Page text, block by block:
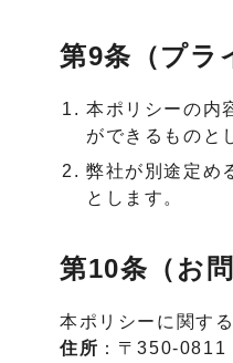
第9条（プラ
本ポリシーの内
ができるものと
弊社が別途定め
とします。
第10条（お
本ポリシーに関す
住所 ：〒350-